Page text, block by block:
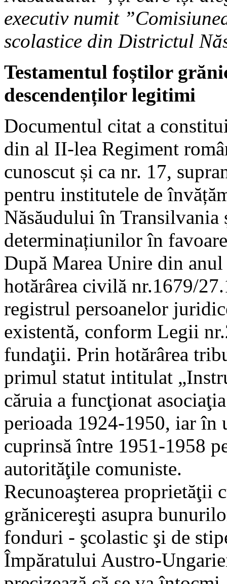
executiv numit
scolastice din Districtul
Testamentul foștilor
descendenților legitimi
Documentul citat a
din al II-lea Regiment
cunoscut și ca nr. 17,
pentru institutele de
Năsăudului în Transilvania
determinațiunilor în
După Marea Unire din
hotărârea civilă nr.1679/
registrul persoanelor
existentă, conform Legii
fundaţii. Prin hotărârea
primul statut intitulat
căruia a funcţionat
perioada 1924-1950, iar în
cuprinsă între 1951-1958
autorităţile comuniste.
Recunoaşterea proprietăţii
grănicereşti asupra
fonduri - şcolastic şi de
Împăratului Austro-